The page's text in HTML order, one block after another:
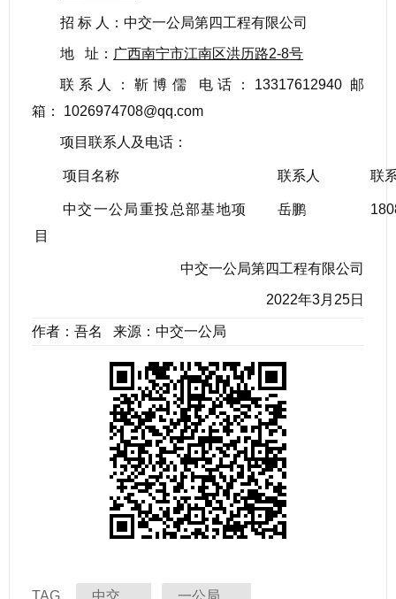
招 标 人：中交一公局第四工程有限公司
地 址： 广西南宁市江南区洪历路2-8号
联系人：靳博儒 电话：13317612940 邮
箱： 1026974708@qq.com
项目联系人及电话：
项目名称 联系人 联
中交一公局重投总部基地项
目
岳鹏
中交一公局第四工程有限公司
2022年3月25日
作者：吾名 来源：中交一公局
TAG 中交 一公局